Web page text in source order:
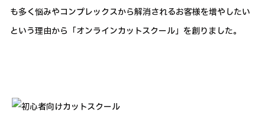
も多く悩みやコンプレックスから解消されるお客様を増やしたい
という理由から「オンラインカットスクール」を創りました。